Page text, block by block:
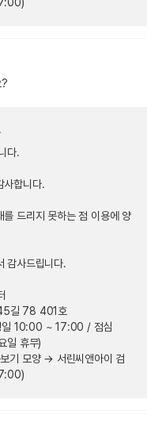
?
다.
사합니다.
를 드리지 못하는 점 이용에 양
감사드립니다.
길 78 401호
10:00 ~ 17:00 / 점심
일 휴무)
기 모양 → 서린씨앤아이 검